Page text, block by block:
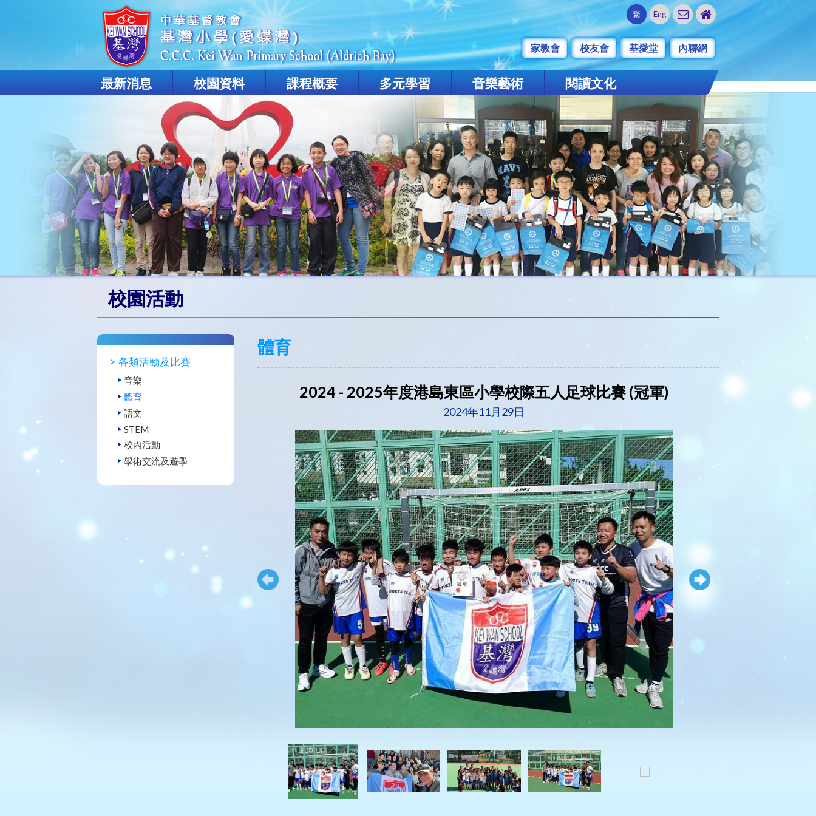
繁 Eng
家教會 校友會 基愛堂 內聯網
最新消息 校園資料 課程概要 多元學習 音樂藝術 閱讀文化
校園活動
各類活動及比賽
音樂
體育
語文
STEM
校內活動
學術交流及遊學
體育
2024 - 2025年度港島東區小學校際五人足球比賽 (冠軍)
2024年11月29日